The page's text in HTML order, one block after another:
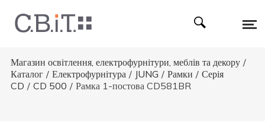
Магазин освітлення, електрофурнітури, меблів та декору /
Каталог / Електрофурнітура / JUNG / Рамки / Серія
CD / CD 500 / Рамка 1-постова CD581BR